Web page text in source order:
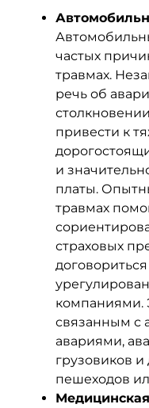
частых
травмах.
речь об
привести к
и
платы.
травмах
страховых
компаниями.
связанным с
авариями,
грузовиков
пешеходов